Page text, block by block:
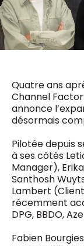
Quatre ans
Channel
annonce
désormais
Pilotée depuis
à ses côtés
Manager),
Santhosh
Lambert
récemment
DPG, BBDO,
Fabien
0498 88 64 89
Chief Editor
g.byl@mm.be
Chief Editor
Damien
VALIDER
Daily
5 x
1 x
1 x
10 x
10 x
4 x